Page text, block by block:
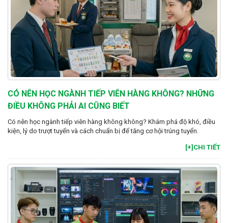
CÓ NÊN HỌC NGÀNH TIẾP VIÊN HÀNG KHÔNG? NHỮNG
ĐIỀU KHÔNG PHẢI AI CŨNG BIẾT
Có nên học ngành tiếp viên hàng không không? Khám phá độ khó, điều
kiện, lý do trượt tuyển và cách chuẩn bị để tăng cơ hội trúng tuyển.
[+]CHI TIẾT